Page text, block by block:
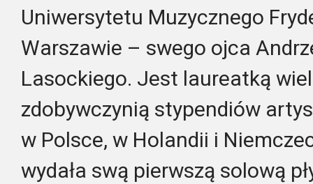
Uniwersytetu Muzycznego
Warszawie – swego ojca
Lasockiego. Jest laureatką
zdobywczynią stypendiów
w Polsce, w Holandii i
wydała swą pierwszą solową